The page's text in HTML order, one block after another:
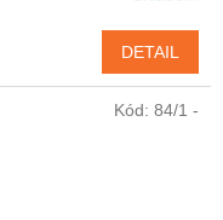
DETAIL
Kód: 84/1 -